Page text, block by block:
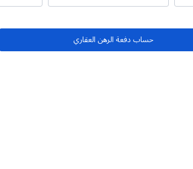
حساب دفعة الرهن العقاري